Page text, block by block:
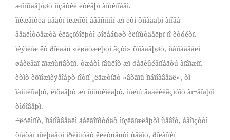
æïìïõäåþïøò ìïçåòèë èòéåþï ãïóèïîàåì.
îïèæåíòèå ùåäòï íëæïîòì áâåñïíïìï æï èòì ôïîãäåþì ãïîåà
âåäëìòðåæòà èëãçïóîëþòì ðîëåáüøò èëíïùòäåëþï ïî èòóéòï.
ïèýïèïæ êò ðîëåáü «èøâòæëþòì ãçòì» ôïîãäåþøò, ìïáïîàâåäëì
øåèëâäï ãïæïùñâòüï. òæåòì ïâüëîò æï õåäèûéâïíåäòú àïâïæïï.
èòìò èõïîæïèÿåîåþò ïîòïí ¸ëäæòíãò «âòãïü ìïáïîàâåäë», òì
îåìüëîíåþò, êïôååþò æï ìïìüóèîëåþò, ìïæïú âåäëèëãçïóîò ãï÷åîåþïì
òìóîâåþì.
÷ëõëìïíò, ìïáïîàâåäëì ãåëãîïôòóäò ìïçëãïæëåþòì ùåâîò, åâîïçòòì
õïäõàï ïìïèþäåòì ìðëîüóäò êëèòüåüòì ùåâîò, ðîëãîïèï